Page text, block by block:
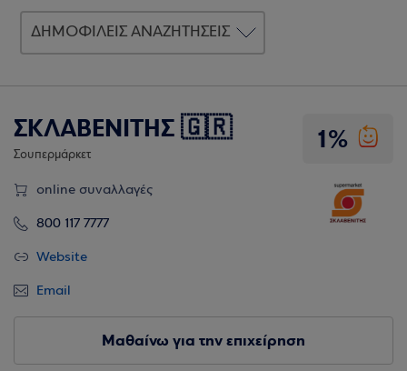
1%
ΣΚΛΑΒΕΝΙΤΗΣ 🇬🇷
Σουπερμάρκετ
online συναλλαγές
800 117 7777
Website
Email
Μαθαίνω για την επιχείρηση